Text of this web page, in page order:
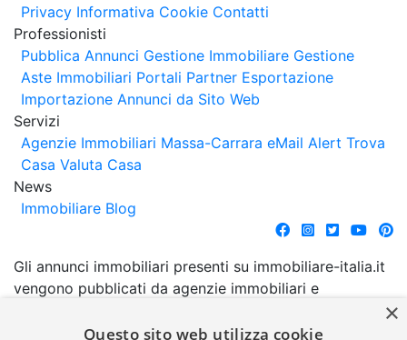
Privacy Informativa Cookie Contatti
Professionisti
Pubblica Annunci Gestione Immobiliare Gestione
Aste Immobiliari Portali Partner Esportazione
Importazione Annunci da Sito Web
Servizi
Agenzie Immobiliari Massa-Carrara eMail Alert Trova
Casa Valuta Casa
News
Immobiliare Blog
Gli annunci immobiliari presenti su immobiliare-italia.it
vengono pubblicati da agenzie immobiliari e
comporta l'approvazione o l'avallo da parte di
×
Questo sito web utilizza cookie